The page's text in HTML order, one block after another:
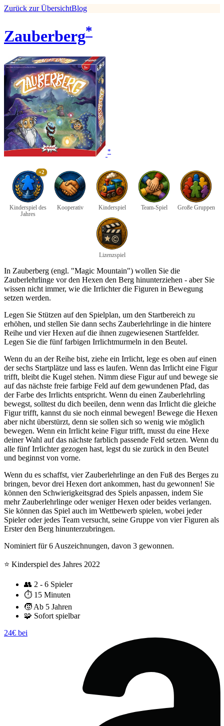
Zurück zur ÜbersichtBlog
Zauberberg*
*
+2
Kinderspiel des
Jahres
Kooperativ Kinderspiel Team-Spiel Große Gruppen
Lizenzspiel
In Zauberberg (engl. "Magic Mountain") wollen Sie die
Zauberlehrlinge vor den Hexen den Berg hinunterziehen - aber Sie
wissen nicht immer, wie die Irrlichter die Figuren in Bewegung
setzen werden.
Legen Sie Stützen auf den Spielplan, um den Startbereich zu
erhöhen, und stellen Sie dann sechs Zauberlehrlinge in die hintere
Reihe und vier Hexen auf die ihnen zugewiesenen Startfelder.
Legen Sie die fünf farbigen Irrlichtmurmeln in den Beutel.
Wenn du an der Reihe bist, ziehe ein Irrlicht, lege es oben auf einen
der sechs Startplätze und lass es laufen. Wenn das Irrlicht eine Figur
trifft, bleibt die Kugel stehen. Nimm diese Figur auf und bewege sie
auf das nächste freie farbige Feld auf dem gewundenen Pfad, das
der Farbe des Irrlichts entspricht. Wenn du einen Zauberlehrling
bewegst, solltest du dich beeilen, denn wenn das Irrlicht die gleiche
Figur trifft, kannst du sie noch einmal bewegen! Bewege die Hexen
aber nicht überstürzt, denn sie sollen sich so wenig wie möglich
bewegen. Wenn ein Irrlicht keine Figur trifft, musst du eine Hexe
deiner Wahl auf das nächste farblich passende Feld setzen. Wenn du
alle fünf Irrlichter gezogen hast, legst du sie zurück in den Beutel
und beginnst von vorne.
Wenn du es schaffst, vier Zauberlehrlinge an den Fuß des Berges zu
bringen, bevor drei Hexen dort ankommen, hast du gewonnen! Sie
können den Schwierigkeitsgrad des Spiels anpassen, indem Sie
mehr Zauberlehrlinge oder weniger Hexen oder beides verlangen.
Sie können das Spiel auch im Wettbewerb spielen, wobei jeder
Spieler oder jedes Team versucht, seine Gruppe von vier Figuren als
Erster den Berg hinunterzubringen.
Nominiert für 6 Auszeichnungen, davon 3 gewonnen.
⭐️ Kinderspiel des Jahres 2022
👥 2 - 6 Spieler
⏱️ 15 Minuten
🧒 Ab 5 Jahren
🧩 Sofort spielbar
24€ bei